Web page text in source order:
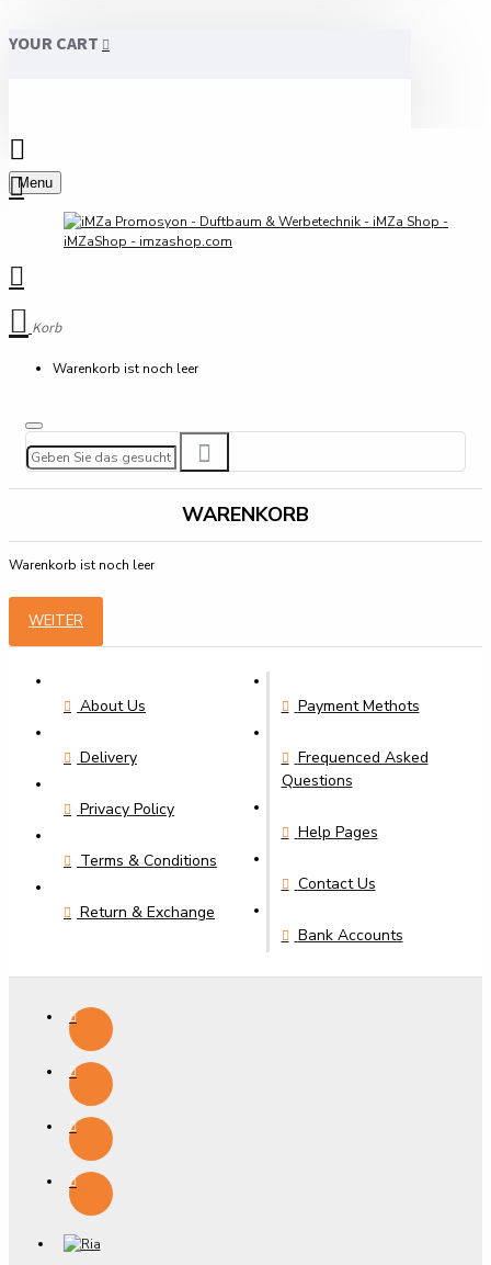
YOUR CART
Menu
Korb
Warenkorb ist noch leer
WARENKORB
Warenkorb ist noch leer
WEITER
About Us
Delivery
Privacy Policy
Terms & Conditions
Return & Exchange
Payment Methots
Frequenced Asked
Questions
Help Pages
Contact Us
Bank Accounts